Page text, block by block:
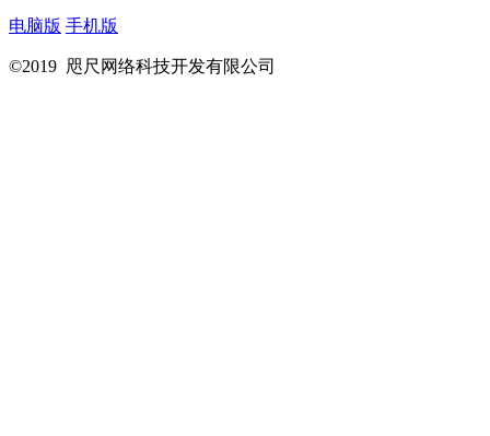
电脑版 手机版
©2019 咫尺网络科技开发有限公司